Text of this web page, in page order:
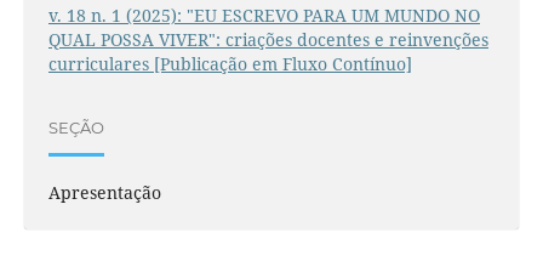
v. 18 n. 1 (2025): "EU ESCREVO PARA UM MUNDO NO
QUAL POSSA VIVER": criações docentes e reinvenções
curriculares [Publicação em Fluxo Contínuo]
SEÇÃO
Apresentação